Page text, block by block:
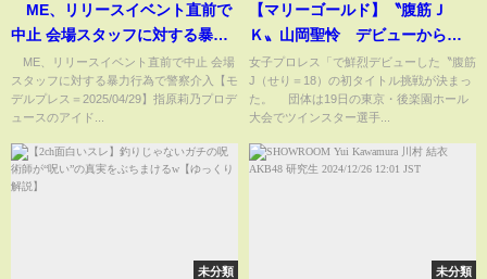
≠ME、リリースイベント直前で
中止 会場スタッフに対する暴力
行為で警察介入
≠ME、リリースイベント直前で中止 会場
スタッフに対する暴力行為で警察介入【モ
デルプレス＝2025/04/29】指原莉乃プロデ
ュースのアイド...
【マリーゴールド】〝腹筋Ｊ
Ｋ〟山岡聖怜 デビューから１
６日でベルトに挑戦
女子プロレス「で鮮烈デビューした〝腹筋
J（せり＝18）の初タイトル挑戦が決まっ
た。 団体は19日の東京・後楽園ホール
大会でツインスター選手...
未分類 未分類